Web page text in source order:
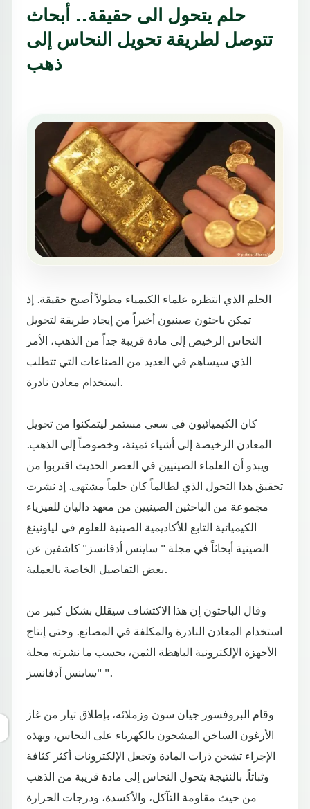
حلم يتحول الى حقيقة.. أبحاث
تتوصل لطريقة تحويل النحاس إلى
ذهب
الحلم الذي انتظره علماء الكيمياء مطولاً أصبح حقيقة. إذ
تمكن باحثون صينيون أخيراً من إيجاد طريقة لتحويل
النحاس الرخيص إلى مادة قريبة جداً من الذهب، الأمر
الذي سيساهم في العديد من الصناعات التي تتطلب
استخدام معادن نادرة.
كان الكيميائيون في سعي مستمر ليتمكنوا من تحويل
المعادن الرخيصة إلى أشياء ثمينة، وخصوصاً إلى الذهب.
ويبدو أن العلماء الصينيين في العصر الحديث اقتربوا من
تحقيق هذا التحول الذي لطالماً كان حلماً مشتهى. إذ نشرت
مجموعة من الباحثين الصينيين من معهد داليان للفيزياء
الكيميائية التابع للأكاديمية الصينية للعلوم في لياونينغ
الصينية أبحاثاً في مجلة " ساينس أدفانسز" كاشفين عن
بعض التفاصيل الخاصة بالعملية.
وقال الباحثون إن هذا الاكتشاف سيقلل بشكل كبير من
استخدام المعادن النادرة والمكلفة في المصانع. وحتى إنتاج
الأجهزة الإلكترونية الباهظة الثمن، بحسب ما نشرته مجلة
"ساينس أدفانسز ".
وقام البروفسور جيان سون وزملائه، بإطلاق تيار من غاز
الأرغون الساخن المشحون بالكهرباء على النحاس، وبهذه
الإجراء تشحن ذرات المادة وتجعل الإلكترونات أكثر كثافة
وثباتاً. بالنتيجة يتحول النحاس إلى مادة قريبة من الذهب
من حيث مقاومة التآكل، والأكسدة، ودرجات الحرارة